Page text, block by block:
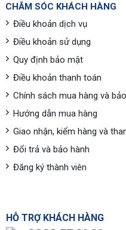
CHĂM SÓC KHÁCH HÀNG
Điều khoản dịch vụ
Điều khoản sử dụng
Quy định bảo mật
Điều khoản thanh toán
Chính sách mua hàng và
Hướng dẫn mua hàng
Giao nhận, kiểm hàng và
Đổi trả và bảo hành
Đăng ký thành viên
HỖ TRỢ KHÁCH HÀNG